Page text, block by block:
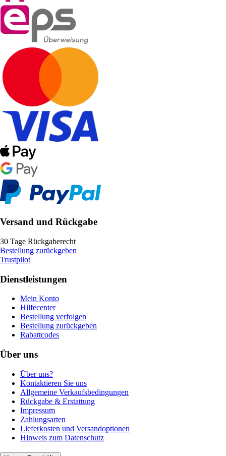
Versand und Rückgabe
30 Tage Rückgaberecht
Bestellung zurückgeben
Trustpilot
Dienstleistungen
Mein Konto
Hilfecenter
Bestellung verfolgen
Bestellung zurückgeben
Rabattcodes
Über uns
Über uns?
Kontaktieren Sie uns
Allgemeine Verkaufsbedingungen
Rückgabe & Erstattung
Impressum
Zahlungsarten
Lieferkosten und Versandoptionen
Hinweis zum Datenschutz